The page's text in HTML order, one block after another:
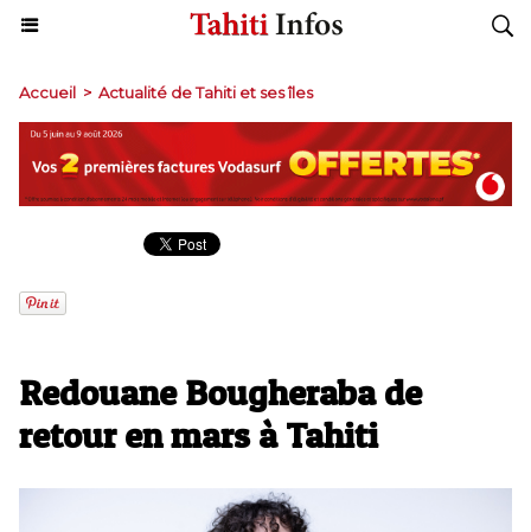
Accueil > Actualité de Tahiti et ses îles
Redouane Bougheraba de
retour en mars à Tahiti